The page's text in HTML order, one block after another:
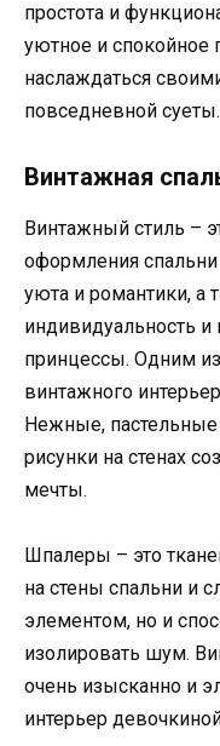
простота и
уютное и спокойное
наслаждаться
повседневной суеты.
Винтажная
Винтажный стиль –
оформления
уюта и романтики, а
индивидуальность
принцессы. Одним
винтажного
Нежные, пастельные
рисунки на стенах
мечты.
Шпалеры – это
на стены спальни и
элементом, но и
изолировать шум.
очень изысканно и
интерьер